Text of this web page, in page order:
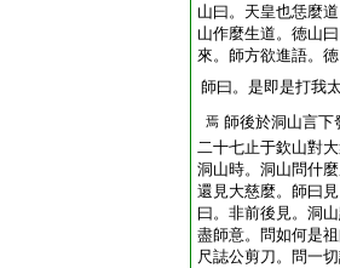
山曰。天皇也恁麼
山作麼生道。徳山
來。師方欲進語。
師曰。是即是打我
焉 師後於洞山言下
二十七止于欽山對
洞山時。洞山問什
還見大慈麼。師曰
曰。非前後見。洞
盡師意。問如何是
尺誌公剪刀。問一